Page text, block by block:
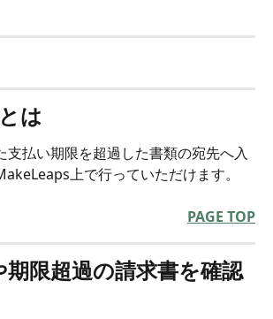
は
支払い期限を超過した書類の宛先へ入
上で行っていただけます。
PAGE TOP
期限超過の請求書を確認